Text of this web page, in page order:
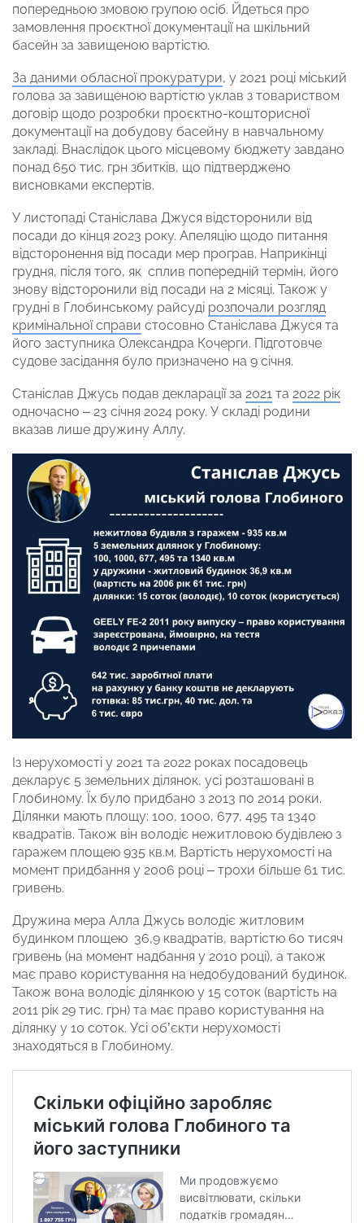
попередньою змовою групою осіб. Йдеться про
замовлення проєктної документації на шкільний
басейн за завищеною вартістю.
За даними обласної прокуратури, у 2021 році міський
голова за завищеною вартістю уклав з товариством
договір щодо розробки проєктно-кошторисної
документації на добудову басейну в навчальному
закладі. Внаслідок цього місцевому бюджету завдано
понад 650 тис. грн збитків, що підтверджено
висновками експертів.
У листопаді Станіслава Джуся відсторонили від
посади до кінця 2023 року. Апеляцію щодо питання
відсторонення від посади мер програв. Наприкінці
грудня, після того, як сплив попередній термін, його
знову відсторонили від посади на 2 місяці. Також у
грудні в Глобинському райсуді розпочали розгляд
кримінальної справи стосовно Станіслава Джуся та
його заступника Олександра Кочерги. Підготовче
судове засідання було призначено на 9 січня.
Станіслав Джусь подав декларації за 2021 та 2022 рік
одночасно – 23 січня 2024 року. У складі родини
вказав лише дружину Аллу.
Із нерухомості у 2021 та 2022 роках посадовець
декларує 5 земельних ділянок, усі розташовані в
Глобиному. Їх було придбано з 2013 по 2014 роки.
Ділянки мають площу: 100, 1000, 677, 495 та 1340
квадратів. Також він володіє нежитловою будівлею з
гаражем площею 935 кв.м. Вартість нерухомості на
момент придбання у 2006 році – трохи більше 61 тис.
гривень.
Дружина мера Алла Джусь володіє житловим
будинком площею 36,9 квадратів, вартістю 60 тисяч
гривень (на момент надбання у 2010 році), а також
має право користування на недобудований будинок.
Також вона володіє ділянкою у 15 соток (вартість на
2011 рік 29 тис. грн) та має право користування на
ділянку у 10 соток. Усі об’єкти нерухомості
знаходяться в Глобиному.